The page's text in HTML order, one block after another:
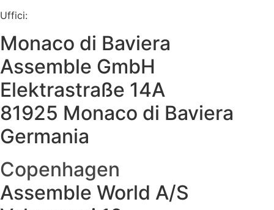
Uffici:
Monaco di Baviera
Assemble GmbH
Elektrastraße 14A
81925 Monaco di Baviera
Germania
Copenhagen
Assemble World A/S